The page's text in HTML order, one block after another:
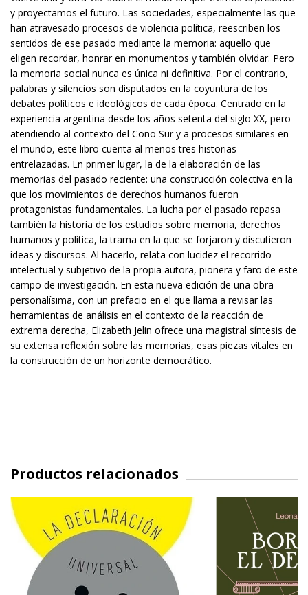
y proyectamos el futuro. Las sociedades, especialmente las que
han atravesado procesos de violencia política, reescriben los
sentidos de ese pasado mediante la memoria: aquello que
eligen recordar, honrar en monumentos y también olvidar. Pero
la memoria social nunca es única ni definitiva. Por el contrario,
palabras y silencios son disputados en la coyuntura de los
debates políticos e ideológicos de cada época. Centrado en la
experiencia argentina desde los años setenta del siglo XX, pero
atendiendo al contexto del Cono Sur y a procesos similares en
el mundo, este libro cuenta al menos tres historias
entrelazadas. En primer lugar, la de la elaboración de las
memorias del pasado reciente: una construcción colectiva en la
que los movimientos de derechos humanos fueron
protagonistas fundamentales. La lucha por el pasado repasa
también la historia de los estudios sobre memoria, derechos
humanos y política, la trama en la que se forjaron y discutieron
ideas y discursos. Al hacerlo, relata con lucidez el recorrido
intelectual y subjetivo de la propia autora, pionera y faro de este
campo de investigación. En esta nueva edición de una obra
personalísima, con un prefacio en el que llama a revisar las
herramientas de análisis en el contexto de la reacción de
extrema derecha, Elizabeth Jelin ofrece una magistral síntesis de
su extensa reflexión sobre las memorias, esas piezas vitales en
la construcción de un horizonte democrático.
Productos relacionados